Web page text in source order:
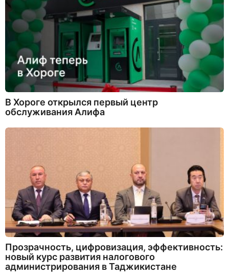
д
В Хороге открылся первый центр
обслуживания Алифа
Прозрачность, цифровизация, эффективность:
новый курс развития налогового
администрирования в Таджикистане